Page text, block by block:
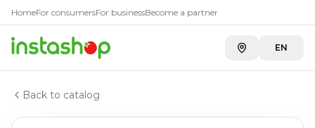
HomeFor consumersFor businessBecome a partner
EN
Back to catalog
Главная
Каталог
Пакеты для мусора
AVIKOMP|Пакеты для мусора Prestige Rubber Flex,
КупитьAVIKOMP|Пакеты